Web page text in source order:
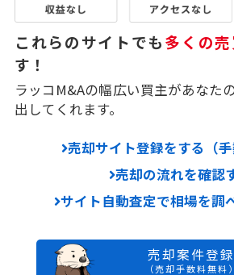
これらのサイトでも多くの
す！
ラッコM&Aの幅広い買主があなた
出してくれます。
売却サイト登録をする（手
売却の流れを確認
サイト自動査定で相場を調
売却案件登録
（売却手数料無料）